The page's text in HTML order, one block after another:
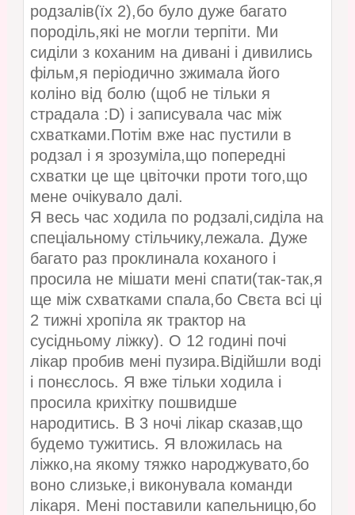
родзалів(їх 2),бо було дуже багато
породіль,які не могли терпіти. Ми
сиділи з коханим на дивані і дивились
фільм,я періодично зжимала його
коліно від болю (щоб не тільки я
страдала :D) і записувала час між
схватками.Потім вже нас пустили в
родзал і я зрозуміла,що попередні
схватки це ще цвіточки проти того,що
мене очікувало далі.
Я весь час ходила по родзалі,сиділа на
спеціальному стільчику,лежала. Дуже
багато раз проклинала коханого і
просила не мішати мені спати(так-так,я
ще між схватками спала,бо Свєта всі ці
2 тижні хропіла як трактор на
сусідньому ліжку). О 12 годині почі
лікар пробив мені пузира.Відійшли воді
і понєслось. Я вже тільки ходила і
просила крихітку пошвидше
народитись. В 3 ночі лікар сказав,що
будемо тужитись. Я вложилась на
ліжко,на якому тяжко народжувато,бо
воно слизьке,і виконувала команди
лікаря. Мені поставили капельницю,бо